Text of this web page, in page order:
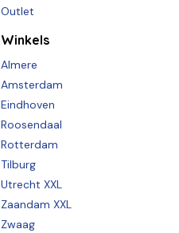
Outlet
Winkels
Almere
Amsterdam
Eindhoven
Roosendaal
Rotterdam
Tilburg
Utrecht XXL
Zaandam XXL
Zwaag